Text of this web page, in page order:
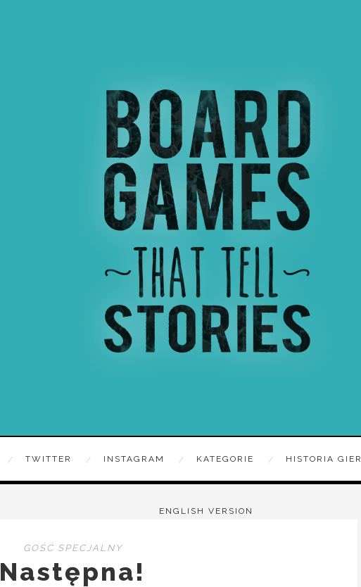
TWITTER INSTAGRAM KATEGORIE HISTORIA GIER
ENGLISH VERSION
GOŚĆ SPECJALNY
Następna!